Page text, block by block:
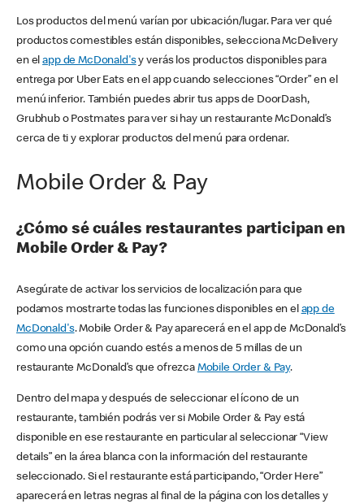
Los productos del menú varían por ubicación/lugar. Para ver qué
productos comestibles están disponibles, selecciona McDelivery
en elapp de McDonald'sy verás los productos disponibles para
entrega por Uber Eats en el app cuando selecciones “Order” en el
menú inferior. También puedes abrir tus apps de DoorDash,
Grubhub o Postmates para ver si hay un restaurante McDonald’s
cerca de ti y explorar productos del menú para ordenar.
Mobile Order & Pay
¿Cómo sé cuáles restaurantes participan en
Mobile Order & Pay?
Asegúrate de activar los servicios de localización para que
podamos mostrarte todas las funciones disponibles en el app de
McDonald's. Mobile Order & Pay aparecerá en el app de McDonald’s
como una opción cuando estés a menos de 5 millas de un
restaurante McDonald’s que ofrezca Mobile Order & Pay.
Dentro del mapa y después de seleccionar el ícono de un
restaurante, también podrás ver si Mobile Order & Pay está
disponible en ese restaurante en particular al seleccionar “View
details” en la área blanca con la información del restaurante
seleccionado. Si el restaurante está participando, “Order Here”
aparecerá en letras negras al final de la página con los detalles y